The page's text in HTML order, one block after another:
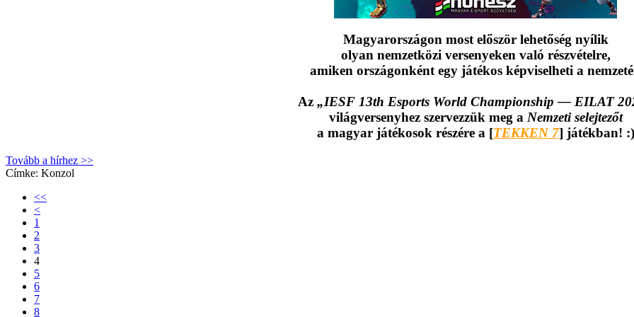
Magyarországon most először lehetőség nyílik
olyan nemzetközi versenyeken való részvételre,
amiken országonként egy játékos képviselheti a
Az „IESF 13th Esports World Championship — EILAT
világversenyhez szervezzük meg a Nemzeti selejtezőt
a magyar játékosok részére a [TEKKEN 7] játékban! :)
Tovább a hírhez >>
Címke: Konzol
<<
<
1
2
3
4
5
6
7
8